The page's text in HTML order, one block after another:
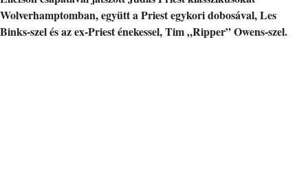
Wolverhamptomban, együtt a Priest egykori dobosával, Les
Binks-szel és az ex-Priest énekessel, Tim „Ripper” Owens-szel.